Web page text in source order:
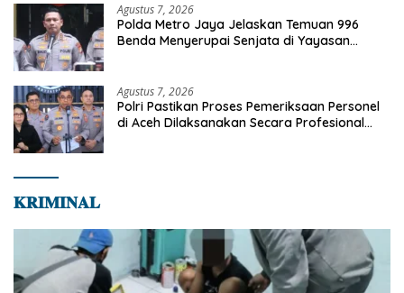
Agustus 7, 2026
Polda Metro Jaya Jelaskan Temuan 996
Benda Menyerupai Senjata di Yayasan
Agustus 7, 2026
Polri Pastikan Proses Pemeriksaan Personel
di Aceh Dilaksanakan Secara Profesional
𝐊𝐑𝐈𝐌𝐈𝐍𝐀𝐋